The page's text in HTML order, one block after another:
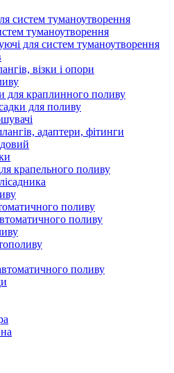
систем туманоутворення
туманоутворення
для систем туманоутворення
візки і опори
для краплинного поливу
для поливу
адаптери, фітинги
крапельного поливу
поливу
поливу
поливу